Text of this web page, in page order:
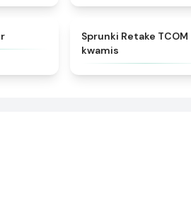
★
Sprunki Retake TCOM
kwamis